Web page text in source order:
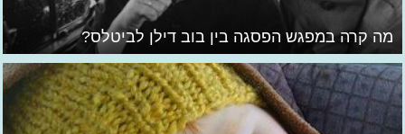
מה קרה במפגש הפסגה בין בוב דילן לביטלס?